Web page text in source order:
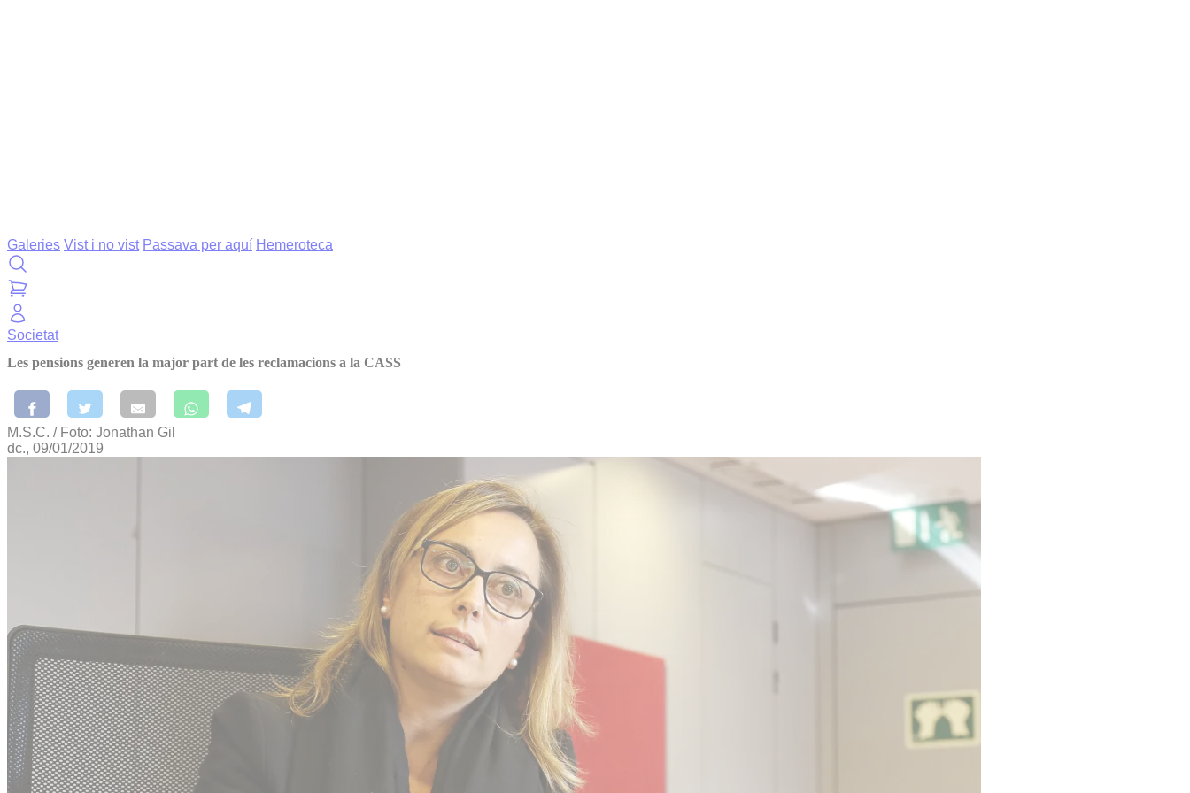
Galeries Vist i no vist Passava per aquí Hemeroteca
Societat
Les pensions generen la major part de les reclamacions a la CASS
M.S.C. / Foto: Jonathan Gil
dc., 09/01/2019